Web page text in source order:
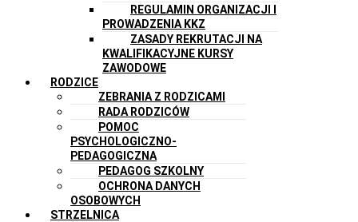
REGULAMIN ORGANIZACJI I
PROWADZENIA KKZ
ZASADY REKRUTACJI NA
KWALIFIKACYJNE KURSY
ZAWODOWE
RODZICE
ZEBRANIA Z RODZICAMI
RADA RODZICÓW
POMOC
PSYCHOLOGICZNO-
PEDAGOGICZNA
PEDAGOG SZKOLNY
OCHRONA DANYCH
OSOBOWYCH
STRZELNICA